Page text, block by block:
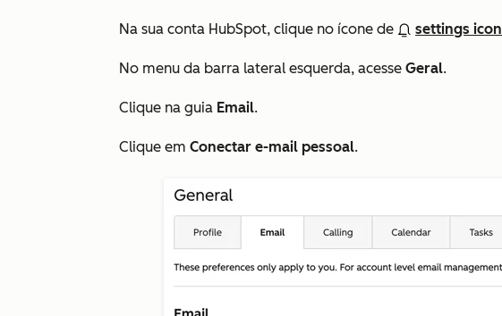
Na sua conta HubSpot, clique no ícone de settings icon
No menu da barra lateral esquerda, acesse Geral.
Clique na guia Email.
Clique em Conectar e-mail pessoal.